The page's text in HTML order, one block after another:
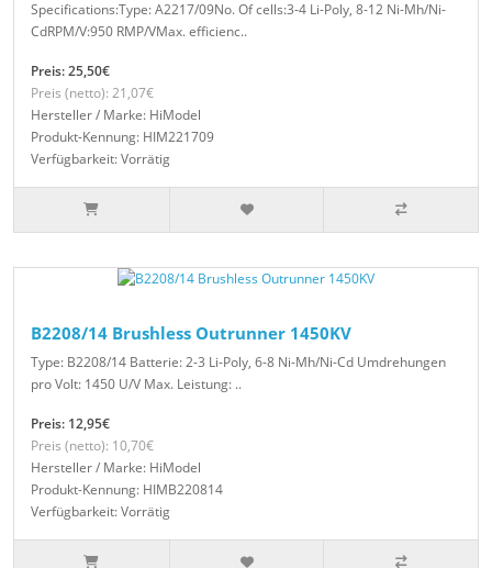
Specifications:Type: A2217/09No. Of cells:3-4 Li-Poly, 8-12 Ni-Mh/Ni-
CdRPM/V:950 RMP/VMax. efficienc..
Preis: 25,50€
Preis (netto): 21,07€
Hersteller / Marke: HiModel
Produkt-Kennung: HIM221709
Verfügbarkeit: Vorrätig
B2208/14 Brushless Outrunner 1450KV
Type: B2208/14 Batterie: 2-3 Li-Poly, 6-8 Ni-Mh/Ni-Cd Umdrehungen
pro Volt: 1450 U/V Max. Leistung: ..
Preis: 12,95€
Preis (netto): 10,70€
Hersteller / Marke: HiModel
Produkt-Kennung: HIMB220814
Verfügbarkeit: Vorrätig